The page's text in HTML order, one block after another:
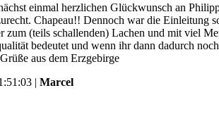
einmal herzlichen Glückwunsch an
Chapeau!! Dennoch war die Einleitung
zum (teils schallenden) Lachen und mit viel
bedeutet und wenn ihr dann dadurch
aus dem Erzgebirge
| Marcel